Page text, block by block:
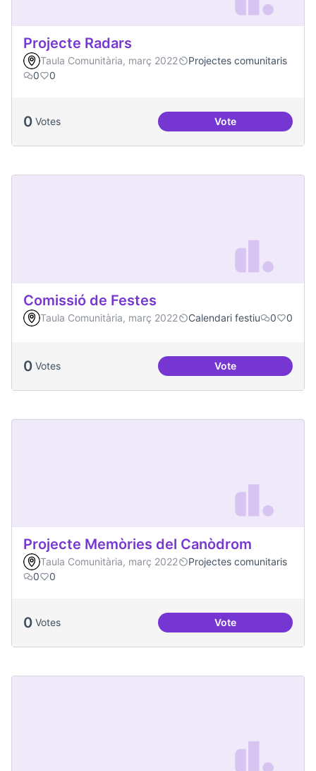
Projecte Radars
Taula Comunitària, març 2022
Projectes comunitaris
0
0
0 Votes VoteProjecte Radars
Comissió de Festes
Taula Comunitària, març 2022 Calendari festiu 0 0
0 Votes VoteComissió de
Projecte Memòries del Canòdrom
Taula Comunitària, març 2022
Projectes comunitaris
0
0
0 Votes VoteProjecte